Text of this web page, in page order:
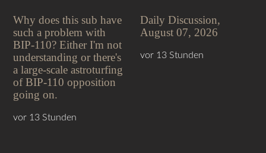
Why does this sub have
such a problem with
BIP-110? Either I'm not
understanding or there's
a large-scale astroturfing
of BIP-110 opposition
going on.
vor 13 Stunden
Daily Discussion,
August 07, 2026
vor 13 Stunden